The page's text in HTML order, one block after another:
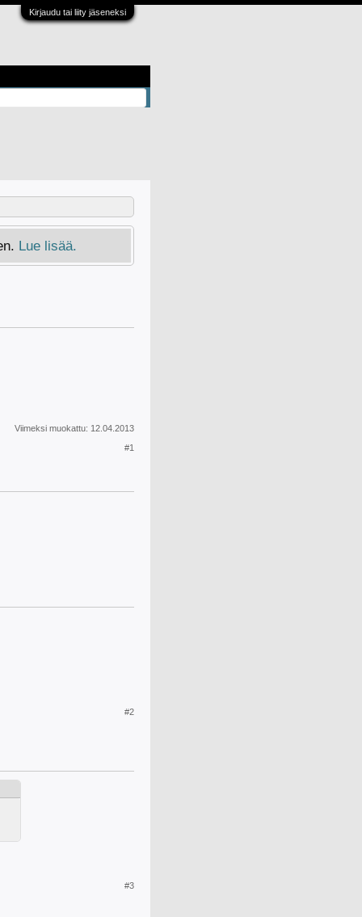
Kirjaudu tai liity jäseneksi
Lue lisää.
Viimeksi muokattu: 12.04.2013
#1
#2
#3